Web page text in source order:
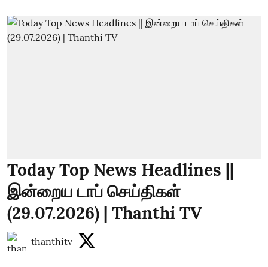
Today Top News Headlines ||
இன்றைய டாப் செய்திகள்
(29.07.2026) | Thanthi TV
thanthitv